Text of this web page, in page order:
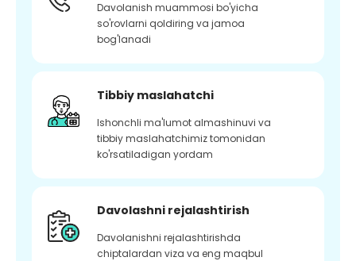
Davolanish muammosi bo'yicha
so'rovlarni qoldiring va jamoa
bog'lanadi
Tibbiy maslahatchi
Ishonchli ma'lumot almashinuvi va
tibbiy maslahatchimiz tomonidan
ko'rsatiladigan yordam
Davolashni rejalashtirish
Davolanishni rejalashtirishda
chiptalardan viza va eng maqbul